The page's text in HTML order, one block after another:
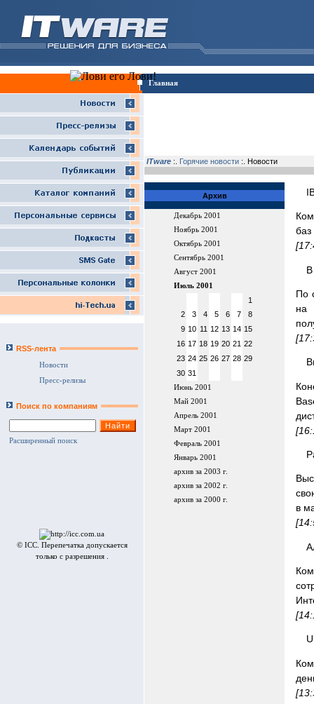
Главная
RSS-лента
Новости
Пресс-релизы
Поиск по компаниям
Расширенный поиск
© ICC. Перепечатка допускается
только с разрешения .
ITware :. Горячие новости :. Новости
Архив
Декабрь 2001
Ноябрь 2001
Октябрь 2001
Сентябрь 2001
Август 2001
Июль 2001
1
2
3 4 5 6 7
8
9 10 11 12 13 14 15
16 17 18 19 20 21 22
23 24 25 26 27 28 29
30 31
Июнь 2001
Май 2001
Апрель 2001
Март 2001
Февраль 2001
Январь 2001
архив за 2003 г.
архив за 2002 г.
архив за 2000 г.
По
на
в